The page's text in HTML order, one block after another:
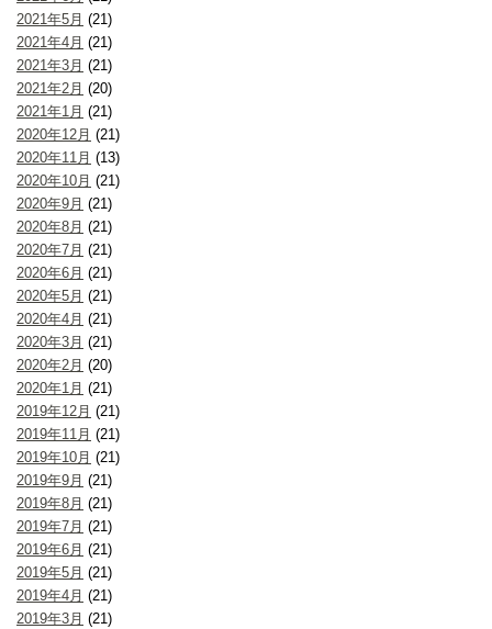
2021年5月 (21)
2021年4月 (21)
2021年3月 (21)
2021年2月 (20)
2021年1月 (21)
2020年12月 (21)
2020年11月 (13)
2020年10月 (21)
2020年9月 (21)
2020年8月 (21)
2020年7月 (21)
2020年6月 (21)
2020年5月 (21)
2020年4月 (21)
2020年3月 (21)
2020年2月 (20)
2020年1月 (21)
2019年12月 (21)
2019年11月 (21)
2019年10月 (21)
2019年9月 (21)
2019年8月 (21)
2019年7月 (21)
2019年6月 (21)
2019年5月 (21)
2019年4月 (21)
2019年3月 (21)